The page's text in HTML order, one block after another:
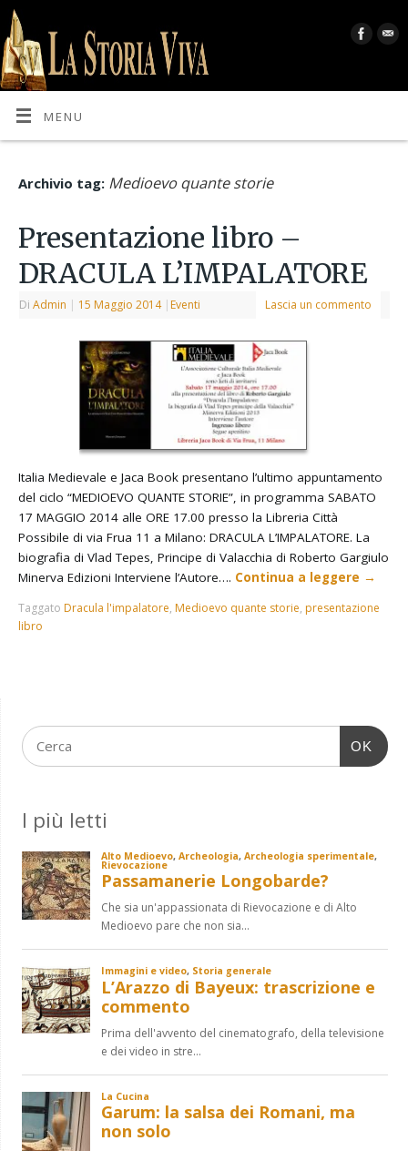
MENU
Archivio tag: Medioevo quante storie
Presentazione libro –
DRACULA L’IMPALATORE
DiAdmin | 15 Maggio 2014 | Eventi Lascia un commento
Italia Medievale e Jaca Book presentano l’ultimo appuntamento
del ciclo “MEDIOEVO QUANTE STORIE”, in programma SABATO
17 MAGGIO 2014 alle ORE 17.00 presso la Libreria Città
Possibile di via Frua 11 a Milano: DRACULA L’IMPALATORE. La
biografia di Vlad Tepes, Principe di Valacchia di Roberto Gargiulo
Minerva Edizioni Interviene l’Autore…. Continua a leggere →
Taggato Dracula l'impalatore, Medioevo quante storie, presentazione
libro
OK
I più letti